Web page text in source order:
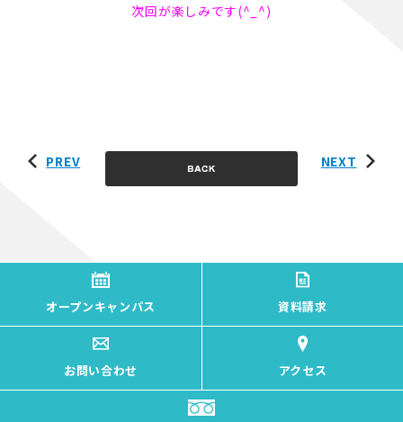
次回が楽しみです(^_^)
PREV NEXT
オープンキャンパス 資料請求
お問い合わせ アクセス